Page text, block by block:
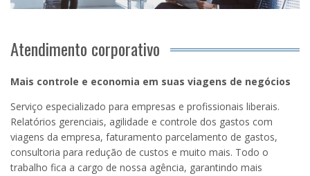
Atendimento corporativo
Mais controle e economia em suas viagens de negócios
Serviço especializado para empresas e profissionais liberais.
Relatórios gerenciais, agilidade e controle dos gastos com
viagens da empresa, faturamento parcelamento de gastos,
consultoria para redução de custos e muito mais. Todo o
trabalho fica a cargo de nossa agência, garantindo mais